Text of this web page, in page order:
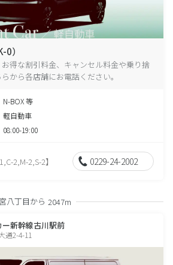
）
得な割引料金、キャンセル料金や乗り捨
から各店舗にお電話ください。
N-BOX 等
軽自動車
08:00-19:00
2,M-2,S-2】 0229-24-2002
八丁目から 2047m
ー新幹線古川駅前
通2-4-11